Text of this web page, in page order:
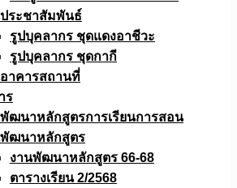
ระชาสัมพันธ์
รูปบุคลากร ชุดแดงอาชีวะ
รูปบุคลากร ชุดกากี
าคารสถานที่
ร
ฒนาหลักสูตรการเรียนการสอน
พัฒนาหลักสูตร
งานพัฒนาหลักสูตร 66-68
ตารางเรียน 2/2568